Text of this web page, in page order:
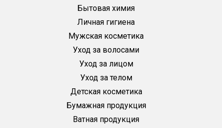
Бытовая химия
Личная гигиена
Мужская косметика
Уход за волосами
Уход за лицом
Уход за телом
Детская косметика
Бумажная продукция
Ватная продукция